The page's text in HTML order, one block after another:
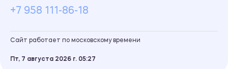
+7 958 111-86-18
Сайт работает по московскому времени
Пт, 7 августа 2026 г. 05 27